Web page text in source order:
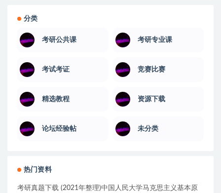
分类
考研公共课 考研专业课
考试考证 竞赛比赛
精选教程 资源下载
论坛经验帖 未分类
热门资料
考研真题下载 (2021年整理)中国人民大学马克思主义基本原